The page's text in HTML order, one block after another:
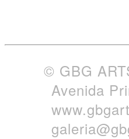
© GBG
Avenida